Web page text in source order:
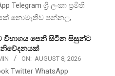
Telegram ශ්‍රී ලංකා ප්‍රමිති
නොමැතිව පන්නල,
විභාගය පෙනී සිටින සිසුන්ට
ON: AUGUST 8, 2026
Twitter WhatsApp